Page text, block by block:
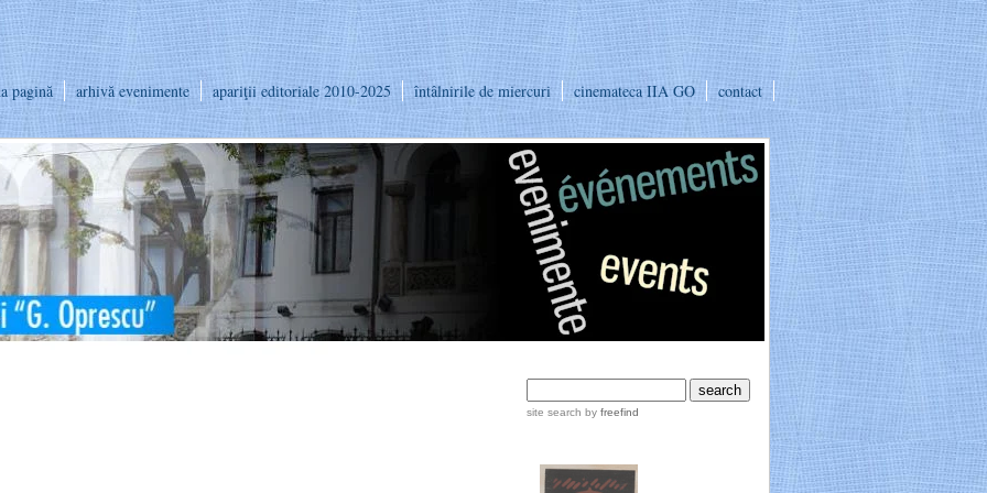
pagină arhivă evenimente apariţii editoriale 2010-2025 întâlnirile de miercuri cinemateca IIA GO contact
site search byfreefind